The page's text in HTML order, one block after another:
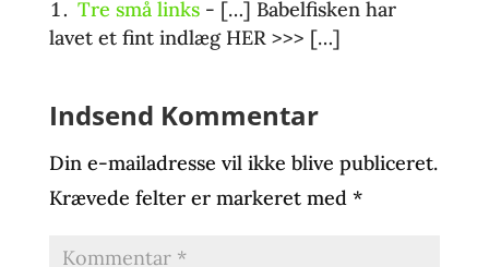
Tre små links- […] Babelfisken har
lavet et fint indlæg HER >>> […]
Indsend Kommentar
Din e-mailadresse vil ikke blive publiceret.
Krævede felter er markeret med *